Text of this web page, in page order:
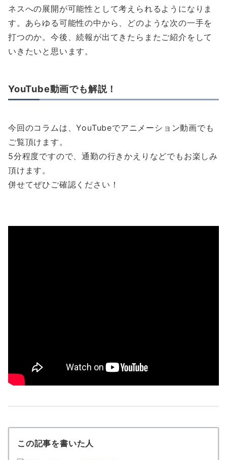
ネスへの展開が可能性として考えられるようになりま
す。あらゆる可能性の中から、どのような次の一手を
打つのか。今後、続報が出てきたらまたご紹介をして
いきたいと思います。
YouTube動画でも解説！
今回のコラムは、YouTubeでアニメーション動画でも
ご覧頂けます。
5分程度ですので、通勤の行きかえりなどでもお楽しみ
頂けます。
併せてぜひご確認ください！
この記事を書いた人